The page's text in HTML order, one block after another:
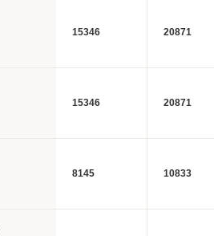
15346 20871
15346 20871
8145 10833